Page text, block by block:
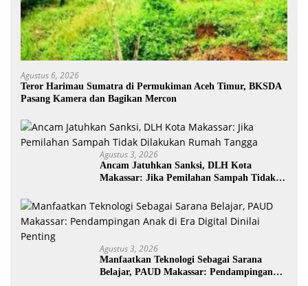
Agustus 6, 2026
Teror Harimau Sumatra di Permukiman Aceh Timur, BKSDA
Pasang Kamera dan Bagikan Mercon
Agustus 3, 2026
Ancam Jatuhkan Sanksi, DLH Kota
Makassar: Jika Pemilahan Sampah Tidak
Agustus 3, 2026
Manfaatkan Teknologi Sebagai Sarana
Belajar, PAUD Makassar: Pendampingan